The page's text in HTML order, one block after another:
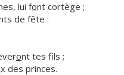
lui font cortège ;
de fête :
ont tes fils ;
x des princes.